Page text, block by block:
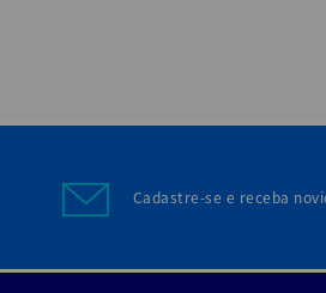
Cadastre-se e receba